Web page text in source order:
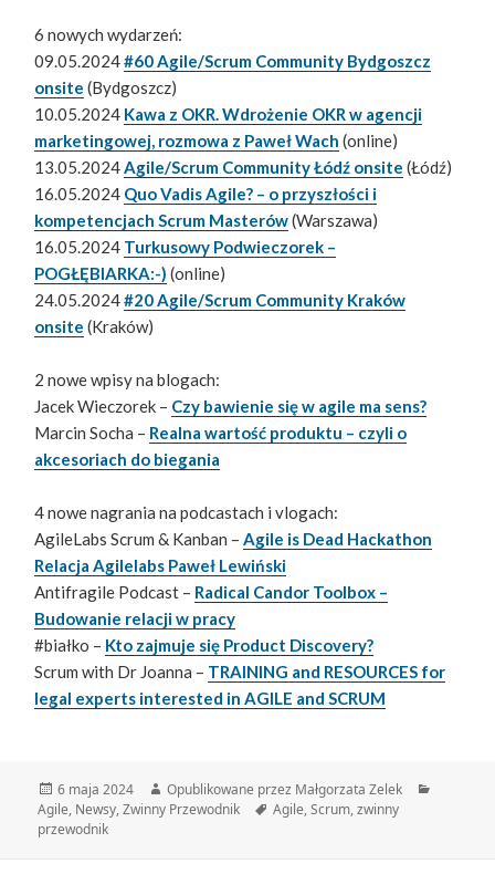
6 nowych wydarzeń:
09.05.2024#60 Agile/Scrum Community Bydgoszcz
onsite (Bydgoszcz)
10.05.2024 Kawa z OKR. Wdrożenie OKR w agencji
marketingowej, rozmowa z Paweł Wach (online)
13.05.2024Agile/Scrum Community Łódź onsite (Łódź)
16.05.2024 Quo Vadis Agile? – o przyszłości i
kompetencjach Scrum Masterów(Warszawa)
16.05.2024 Turkusowy Podwieczorek –
POGŁĘBIARKA:-) (online)
24.05.2024#20 Agile/Scrum Community Kraków
onsite (Kraków)
2 nowe wpisy na blogach:
Jacek Wieczorek – Czy bawienie się w agile ma sens?
Marcin Socha – Realna wartość produktu – czyli o
akcesoriach do biegania
4 nowe nagrania na podcastach i vlogach:
AgileLabs Scrum & Kanban –Agile is Dead Hackathon
Relacja Agilelabs Paweł Lewiński
Antifragile Podcast – Radical Candor Toolbox –
Budowanie relacji w pracy
#białko – Kto zajmuje się Product Discovery?
Scrum with Dr Joanna – TRAINING and RESOURCES for
legal experts interested in AGILE and SCRUM
Data
publikacji
6 maja 2024 Autor
Opublikowane przez Małgorzata Zelek
Agile, Newsy,Zwinny Przewodnik Tagi
Agile,Scrum,zwinny
przewodnik